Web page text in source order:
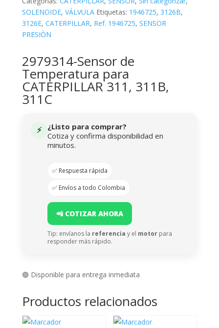
SOLENOIDE, VÁLVULA Etiquetas: 1946725, 3126B,
3126E, CATERPILLAR, Ref. 1946725, SENSOR
PRESIÒN
2979314-Sensor de
Temperatura para
CATERPILLAR 311, 311B,
311C
⚡
¿Listo para comprar?
Cotiza y confirma disponibilidad en
minutos.
✅ Respuesta rápida
✅ Envíos a todo Colombia
📲 COTIZAR AHORA
Tip: envíanos la referencia y el motorpara
responder más rápido.
🟢 Disponible para entrega inmediata
Productos relacionados